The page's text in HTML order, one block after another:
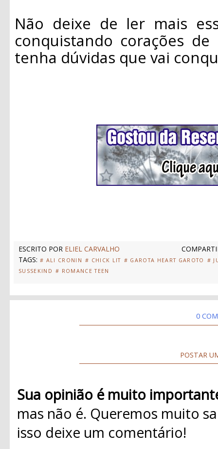
Não deixe de ler mais
conquistando corações
tenha dúvidas que vai
ESCRITO POR ELIEL CARVALHO
TAGS: # ALI CRONIN # CHICK LIT # GAROTA HEART GAROTO
#
SUSSEKIND # ROMANCE TEEN
0
POSTAR
Sua opinião é muito
mas não é. Queremos muito
isso deixe um comentário!